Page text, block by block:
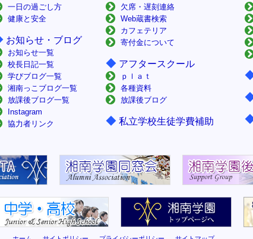
一日の過ごし方
健康と安全
お知らせ・ブログ
お知らせ一覧
校長日記一覧
学びブログ一覧
湘南っこブログ一覧
放課後ブログ一覧
Instagram
協力者リンク
欠席・遅刻連絡
Web蔵書検索
カフェテリア
寄付金について
◆ アフタースクール
ｐｌａｔ
各種資料
放課後ブログ
◆ 私立学校生徒学費補助